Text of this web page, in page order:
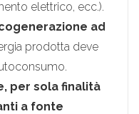
elettrico, ecc.).
ad
prodotta deve
per sola finalità
a fonte